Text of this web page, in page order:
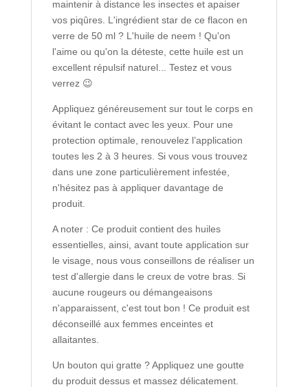
maintenir à distance les insectes et apaiser
vos piqûres. L'ingrédient star de ce flacon en
verre de 50 ml ? L'huile de neem ! Qu'on
l'aime ou qu'on la déteste, cette huile est un
excellent répulsif naturel... Testez et vous
verrez 😉
Appliquez généreusement sur tout le corps en
évitant le contact avec les yeux. Pour une
protection optimale, renouvelez l’application
toutes les 2 à 3 heures. Si vous vous trouvez
dans une zone particulièrement infestée,
n'hésitez pas à appliquer davantage de
produit.
A noter : Ce produit contient des huiles
essentielles, ainsi, avant toute application sur
le visage, nous vous conseillons de réaliser un
test d'allergie dans le creux de votre bras. Si
aucune rougeurs ou démangeaisons
n'apparaissent, c'est tout bon ! Ce produit est
déconseillé aux femmes enceintes et
allaitantes.
Un bouton qui gratte ? Appliquez une goutte
du produit dessus et massez délicatement.